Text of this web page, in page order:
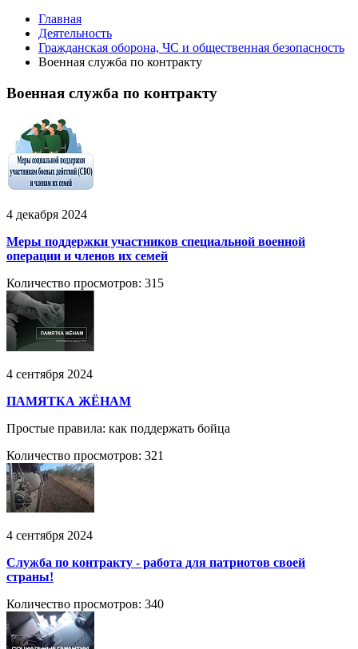
Главная
Деятельность
Гражданская оборона, ЧС и общественная безопасность
Военная служба по контракту
Военная служба по контракту
4 декабря 2024
Меры поддержки участников специальной военной
операции и членов их семей
Количество просмотров: 315
4 сентября 2024
ПАМЯТКА ЖЁНАМ
Простые правила: как поддержать бойца
Количество просмотров: 321
4 сентября 2024
Служба по контракту - работа для патриотов своей
страны!
Количество просмотров: 340